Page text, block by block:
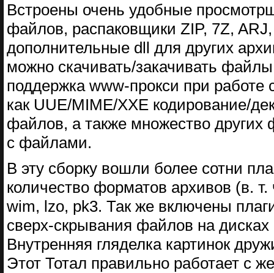
Встроены очень удобные
файлов, распаковщики ZIP, 7Z,
дополнительные dll для других
можно скачивать/закачивать
поддержка www-прокси при
как UUE/MIME/XXE кодирование/
файлов, а также множество
с файлами.
В эту сборку вошли более сотни
количество форматов архивов (в.
wim, lzo, pk3. Так же включены
сверх-скрывания файлов на
Внутренняя гляделка картинок
Этот Тотал правильно работает с